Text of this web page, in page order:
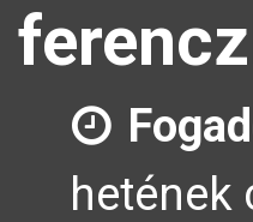
hetének